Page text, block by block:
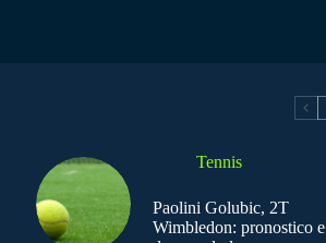
Tennis
Paolini Golubic, 2T
Wimbledon: pronostico e